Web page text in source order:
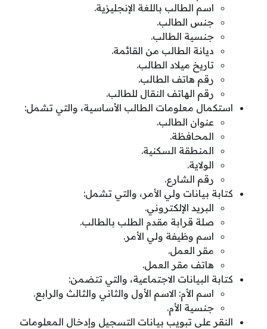
اسم الطالب باللغة الإنجليزية.
جنس الطالب.
جنسية الطالب.
ديانة الطالب من القائمة.
تاريخ ميلاد الطالب.
رقم هاتف الطالب.
رقم الهاتف النقال للطالب.
استكمال معلومات الطالب الأساسية، والتي تشمل:
عنوان الطالب.
المحافظة.
المنطقة السكنية.
الولاية.
رقم الشارع.
كتابة بيانات ولي الأمر، والتي تشمل:
البريد الإلكتروني.
صلة قرابة مقدم الطلب بالطالب.
اسم وظيفة ولي الأمر.
مقر العمل.
هاتف مقر العمل.
كتابة البيانات الاجتماعية، والتي تتضمن:
اسم الأم: الاسم الأول والثاني والثالث والرابع.
جنسية الأم.
النقر على تبويب بيانات التسجيل وإدخال المعلومات